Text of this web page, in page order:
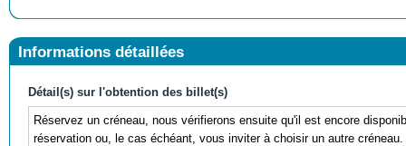
Informations détaillées
Détail(s) sur l'obtention des billet(s)
Réservez un créneau, nous vérifierons ensuite qu'il est encore
réservation ou, le cas échéant, vous inviter à choisir un autre